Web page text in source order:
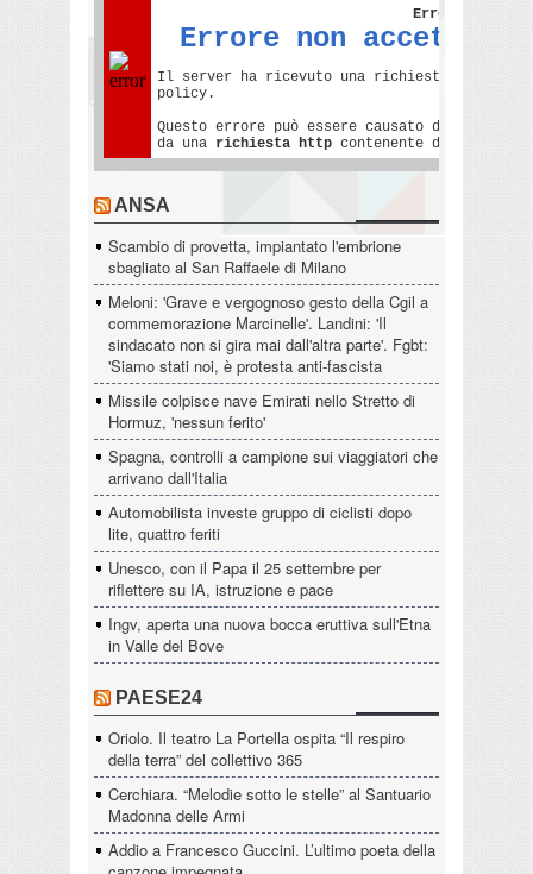
ANSA
Scambio di provetta, impiantato l'embrione
sbagliato al San Raffaele di Milano
Meloni: 'Grave e vergognoso gesto della Cgil a
commemorazione Marcinelle'. Landini: 'Il
sindacato non si gira mai dall'altra parte'. Fgbt:
'Siamo stati noi, è protesta anti-fascista
Missile colpisce nave Emirati nello Stretto di
Hormuz, 'nessun ferito'
Spagna, controlli a campione sui viaggiatori che
arrivano dall'Italia
Automobilista investe gruppo di ciclisti dopo
lite, quattro feriti
Unesco, con il Papa il 25 settembre per
riflettere su IA, istruzione e pace
Ingv, aperta una nuova bocca eruttiva sull'Etna
in Valle del Bove
PAESE24
Oriolo. Il teatro La Portella ospita “Il respiro
della terra” del collettivo 365
Cerchiara. “Melodie sotto le stelle” al Santuario
Madonna delle Armi
Addio a Francesco Guccini. L’ultimo poeta della